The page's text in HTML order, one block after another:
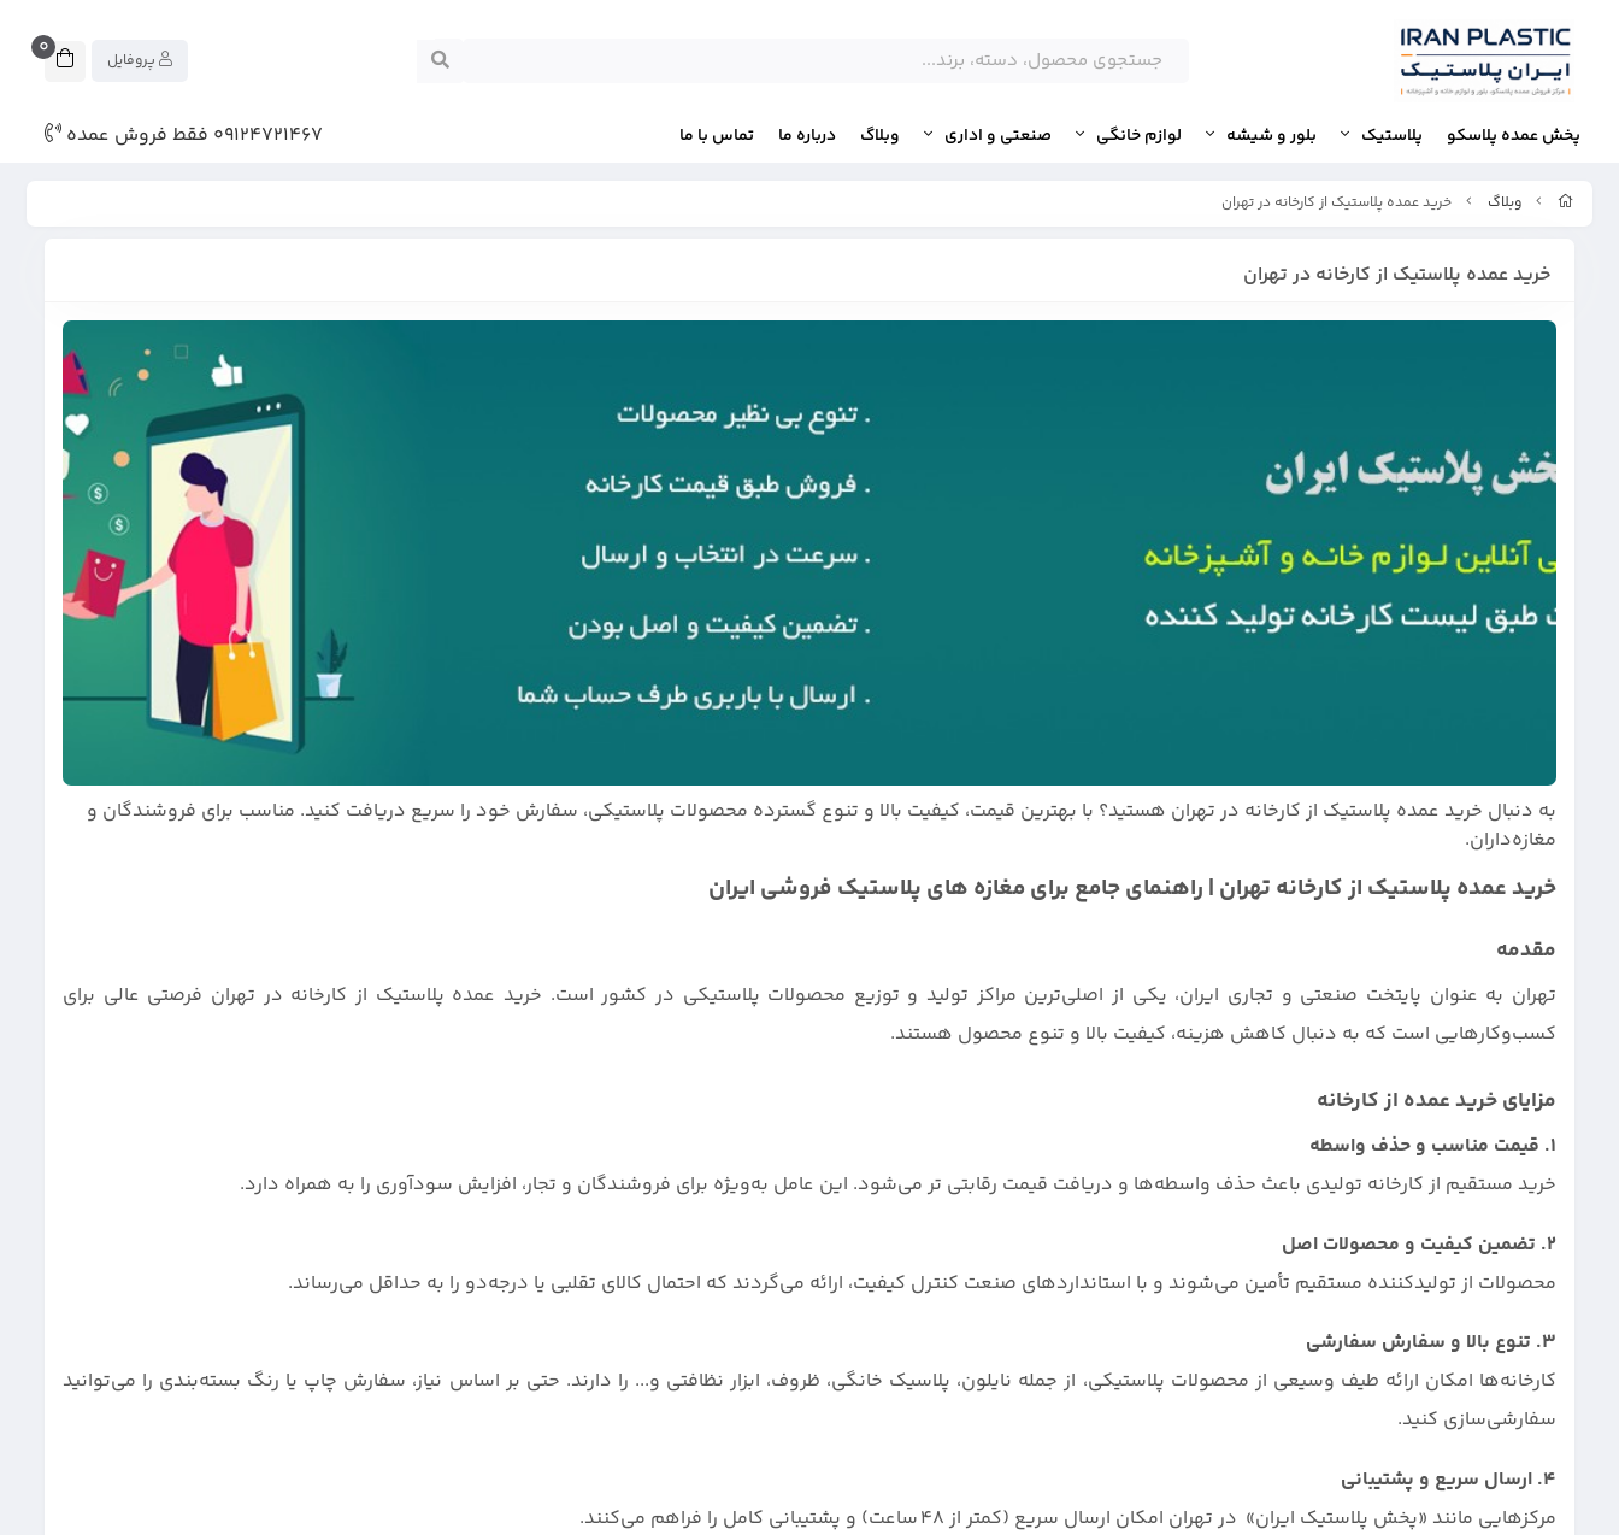
0
پخش عمده پلاسکو پلاستیک بلور و شیشه لوازم خانگی صنعتی و اداری وبلاگ درباره ما تماس با ما 09124721467 فقط فروش عمده
وبلاگ خرید عمده پلاستیک از کارخانه در تهران
خرید عمده پلاستیک از کارخانه در تهران
به دنبال خرید عمده پلاستیک از کارخانه در تهران هستید؟ با بهترین قیمت، کیفیت بالا و تنوع گسترده محصولات پلاستیکی، سفارش خود را سریع دریافت کنید. مناسب برای فروشندگان و
مغازه‌داران.
خرید عمده پلاستیک از کارخانه تهران | راهنمای جامع برای مغازه های پلاستیک فروشی ایران
مقدمه
تهران به عنوان پایتخت صنعتی و تجاری ایران، یکی از اصلی‌ترین مراکز تولید و توزیع محصولات پلاستیکی در کشور است. خرید عمده پلاستیک از کارخانه‌ در تهران فرصتی عالی برای
کسب‌و‌کارهایی است که به دنبال کاهش هزینه، کیفیت بالا و تنوع محصول هستند.
مزایای خرید عمده از کارخانه
۱. قیمت مناسب و حذف واسطه
خرید مستقیم از کارخانه‌ تولیدی باعث حذف واسطه‌ها و دریافت قیمت رقابتی تر می‌شود. این عامل به‌ویژه برای فروشندگان و تجار، افزایش سودآوری را به همراه دارد.
۲. تضمین کیفیت و محصولات اصل
محصولات از تولیدکننده مستقیم تأمین می‌شوند و با استانداردهای صنعت کنترل کیفیت، ارائه می‌گردند که احتمال کالای تقلبی یا درجه‌دو را به حداقل می‌رساند.
۳. تنوع بالا و سفارش سفارشی
کارخانه‌ها امکان ارائه طیف وسیعی از محصولات پلاستیکی، از جمله نایلون، پلاسیک خانگی، ظروف، ابزار نظافتی و... را دارند. حتی بر اساس نیاز، سفارش چاپ یا رنگ بسته‌بندی را می‌توانید
سفارشی‌سازی کنید.
۴. ارسال سریع و پشتیبانی
مرکزهایی مانند «پخش پلاستیک ایران» در تهران امکان ارسال سریع (کمتر از 48 ساعت) و پشتیبانی کامل را فراهم می‌کنند.